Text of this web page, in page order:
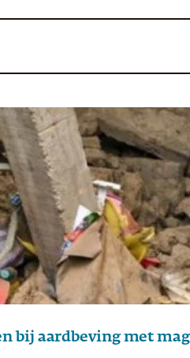
bij aardbeving met